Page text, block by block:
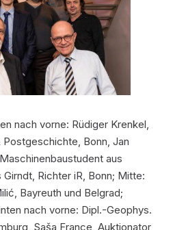
nach vorne: Rüdiger Krenkel,
Postgeschichte, Bonn, Jan
aus
Richter iR, Bonn; Mitte:
Bayreuth und Belgrad;
nach vorne: Dipl.-Geophys.
Saša France, Auktionator